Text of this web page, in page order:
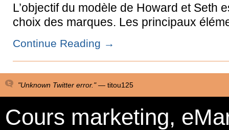
L’objectif du modèle de Howard et Seth
choix des marques. Les principaux
Continue Reading →
"Unknown Twitter error." — titou125
Cours marketing,